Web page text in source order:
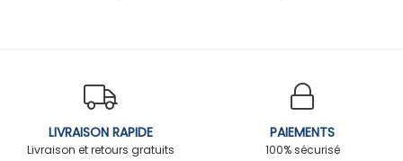
LIVRAISON RAPIDE
Livraison et retours gratuits
PAIEMENTS
100% sécurisé